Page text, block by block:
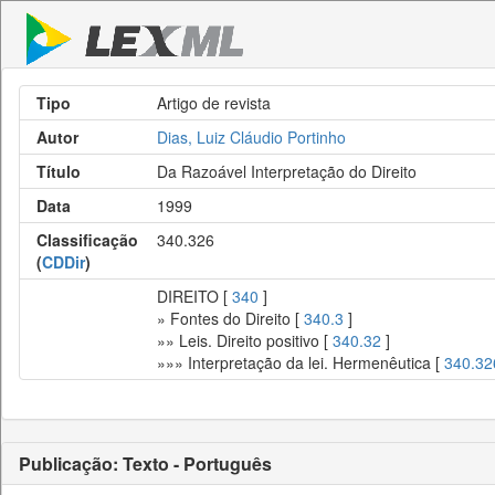
Tipo
Artigo de revista
Autor
Dias, Luiz Cláudio Portinho
Título
Da Razoável Interpretação do Direito
Data
1999
Classificação
(CDDir)
340.326
DIREITO [ 340 ]
» Fontes do Direito [ 340.3 ]
»» Leis. Direito positivo [ 340.32 ]
»»» Interpretação da lei. Hermenêutica [
Publicação: Texto - Português